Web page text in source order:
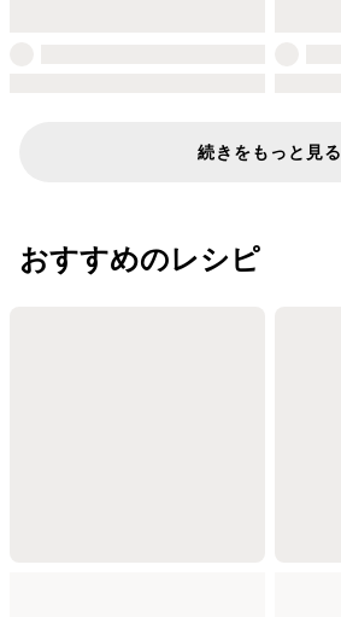
続きをもっと見る
おすすめのレシピ